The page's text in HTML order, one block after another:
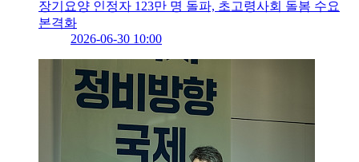
장기요양 인정자 123만 명 돌파, 초고령사회 돌봄 수요
본격화
2026-06-30 10:00